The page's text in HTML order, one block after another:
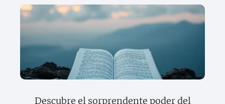
Descubre el sorprendente poder del